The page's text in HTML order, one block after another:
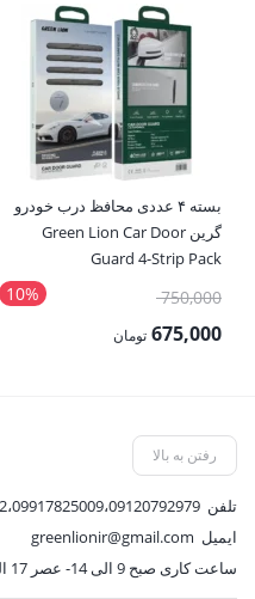
بسته ۴ عددی محافظ درب خودرو
گرین Green Lion Car Door
Guard 4-Strip Pack
10% 750,000قیمت
اصلی:675,000 تومان
675,000 تومان.
رفتن به بالا
تلفن
ایمیل greenlionir@gmail.com
ساعت کاری صبح 9 الی 14- عصر 17 الی 22 به غیر از تعطیلات رسمی